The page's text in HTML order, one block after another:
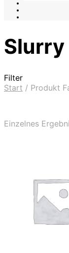
Slurry
Filter
Start / Produkt
Einzelnes